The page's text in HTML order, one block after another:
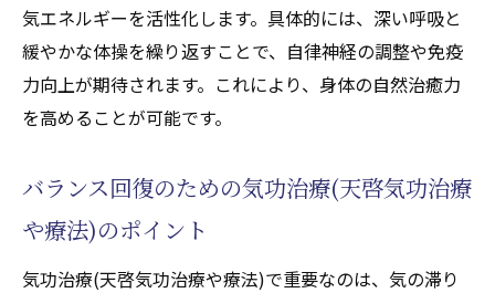
気エネルギーを活性化します。具体的には、深い呼吸と
緩やかな体操を繰り返すことで、自律神経の調整や免疫
力向上が期待されます。これにより、身体の自然治癒力
を高めることが可能です。
バランス回復のための気功治療(天啓気功治療
や療法)のポイント
気功治療(天啓気功治療や療法)で重要なのは、気の滞り